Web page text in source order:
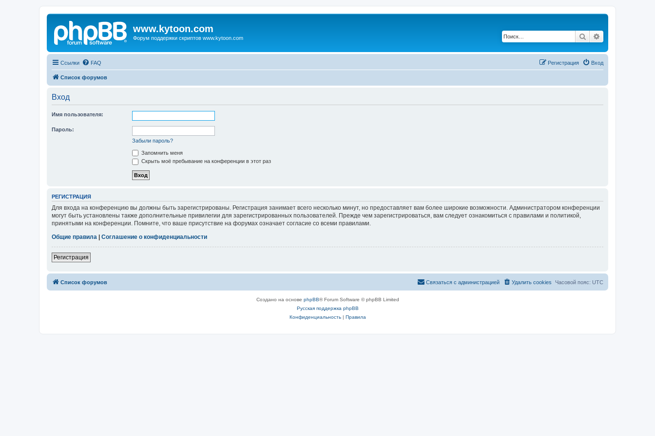
www.kytoon.com
Форум поддержки скриптов www.kytoon.com Поиск
Ссылки FAQ Вход
Регистрация
Список форумов
Вход
Имя пользователя:
Пароль:
Забыли пароль?
Запомнить меня
Скрыть моё пребывание на конференции в этот раз
РЕГИСТРАЦИЯ
Для входа на конференцию вы должны быть зарегистрированы. Регистрация занимает всего несколько минут, но предоставляет вам более широкие возможности. Администратором конференции
могут быть установлены также дополнительные привилегии для зарегистрированных пользователей. Прежде чем зарегистрироваться, вам следует ознакомиться с правилами и политикой,
принятыми на конференции. Помните, что ваше присутствие на форумах означает согласие со всеми правилами.
Общие правила
Соглашение о конфиденциальности
Регистрация
Список форумов Часовой пояс: UTC
Удалить cookies
Связаться с администрацией
Создано на основе phpBB® Forum Software © phpBB Limited
Русская поддержка phpBB
Конфиденциальность| Правила